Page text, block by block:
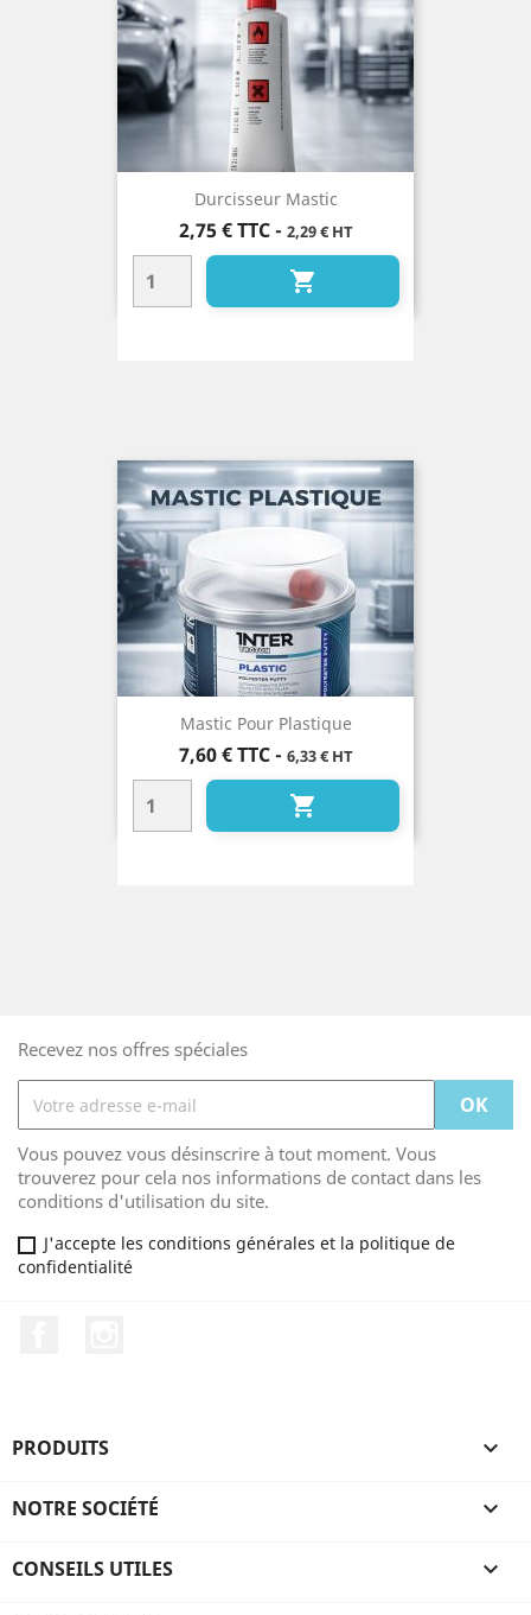
Durcisseur Mastic
Prix
2,75 € TTC- 2,29 € HT

Mastic Pour Plastique
Prix
7,60 € TTC- 6,33 € HT

Recevez nos offres spéciales
Vous pouvez vous désinscrire à tout moment. Vous
trouverez pour cela nos informations de contact dans les
conditions d'utilisation du site.
J'accepte les conditions générales et la politique de
confidentialité
PRODUITS 
NOTRE SOCIÉTÉ 
CONSEILS UTILES 